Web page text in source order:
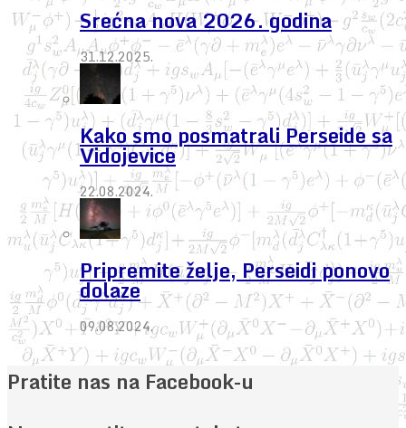
Srećna nova 2026. godina
31.12.2025.
Kako smo posmatrali Perseide sa
Vidojevice
22.08.2024.
Pripremite želje, Perseidi ponovo
dolaze
09.08.2024.
Pratite nas na Facebook-u